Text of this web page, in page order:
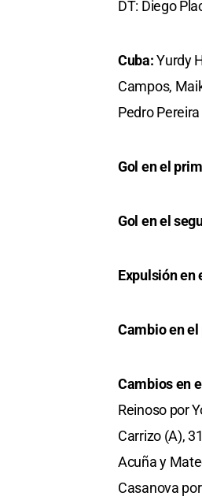
DT: Diego
Cuba:Yurdy
Campos,
Pedro
Gol en el
Gol en el
Expulsión en
Cambio en
Cambios en
Reinoso por
Carrizo (A),
Acuña y
Casanova